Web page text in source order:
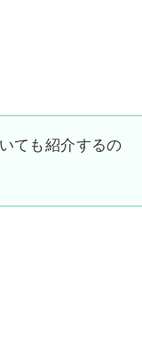
ても紹介するの